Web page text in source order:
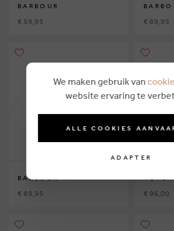
BARBOUR
€ 59,95 € 89,95
BARBOUR
€ 89,95
AO76
€ 96,00
We maken gebruik van
website ervaring te
ALLE COOKIES
ADAPTER